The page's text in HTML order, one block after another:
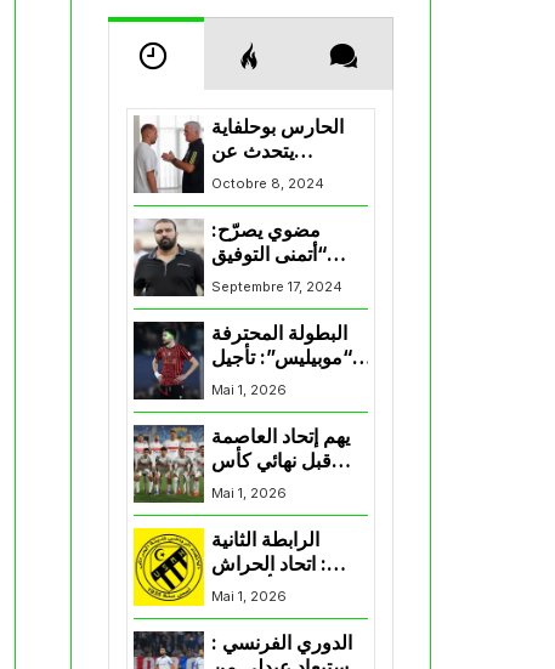
الحارس بوحلفاية
يتحدث عن
طموحاته مع
المنتخب و شباب
قسنطينة
Octobre 8, 2024
مضوي يصرّح:
“أتمنى التوفيق
لممثلي الكرة
الجزائرية في
Septembre 17, 2024
البطولة المحترفة
“موبيليس”: تأجيل
مباراة إتحاد
العاصمة وأتلتيك
بارادو
Mai 1, 2026
يهم إتحاد العاصمة
قبل نهائي كأس
اكاف : الزمالك
يسقط بثلاثية أمام
Mai 1, 2026
الرابطة الثانية
: اتحاد الحراش
يحسم التأهل إلى
“البلاي أوف”
Mai 1, 2026
الدوري الفرنسي :